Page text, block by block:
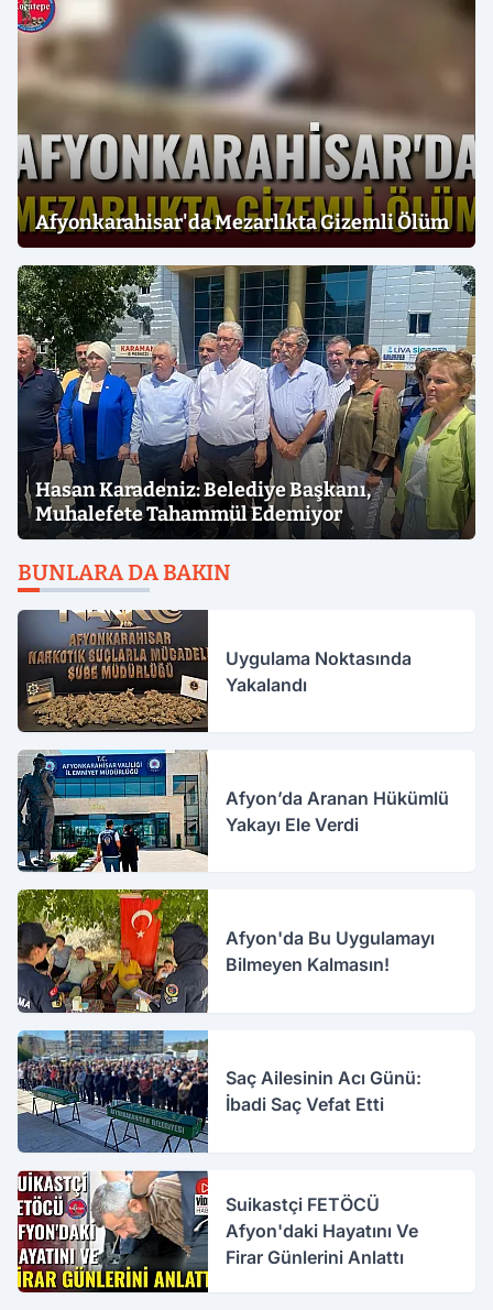
Afyonkarahisar'da Mezarlıkta Gizemli Ölüm
Hasan Karadeniz: Belediye Başkanı,
Muhalefete Tahammül Edemiyor
BUNLARA DA BAKIN
Uygulama Noktasında
Yakalandı
Afyon’da Aranan Hükümlü
Yakayı Ele Verdi
Afyon'da Bu Uygulamayı
Bilmeyen Kalmasın!
Saç Ailesinin Acı Günü:
İbadi Saç Vefat Etti
Suikastçi FETÖCÜ
Afyon'daki Hayatını Ve
Firar Günlerini Anlattı